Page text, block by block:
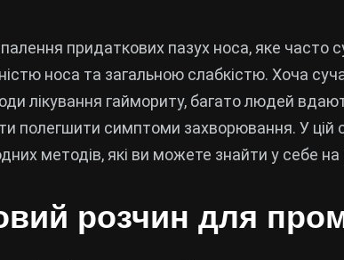
придаткових пазух носа, яке часто
носа та загальною слабкістю. Хоча
лікування гаймориту, багато людей
полегшити симптоми захворювання. У цій
методів, які ви можете знайти у себе на
розчин для